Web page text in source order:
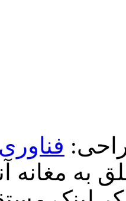
به مغانه